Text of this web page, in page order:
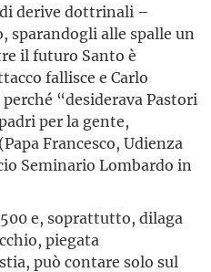
derive dottrinali –
alle spalle un
il futuro Santo è
fallisce e Carlo
“desiderava Pastori
per la gente,
Francesco, Udienza
Seminario Lombardo in
e, soprattutto, dilaga
piegata
può contare solo sul